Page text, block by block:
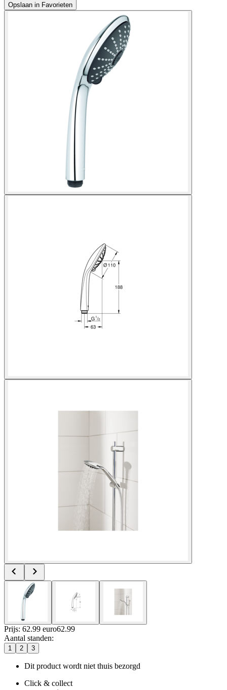
Opslaan in Favorieten
Prijs: 62.99 euro62.99
Aantal standen:
1 2 3
Dit product wordt niet thuis bezorgd
Click & collect